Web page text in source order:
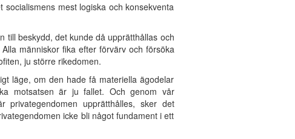
mest logiska och konsekventa
till beskydd, det kunde då upprätthållas och
människor fika efter förvärv och försöka
ju större rikedomen.
läge, om den hade få materiella ägodelar
motsatsen är ju fallet. Och genom vår
privategendomen upprätthålles, sker det
icke bli något fundament i ett